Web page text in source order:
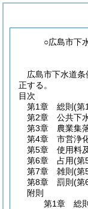
○広島市下
広島市下水道
正する。
目次
第1章
総則 (第
第2章
公共下
第3章
農業集
第4章
市営浄
第5章
使用料
第6章
占用(第
第7章
雑則 (第
第8章
罰則 (第
附則
第1章
総則